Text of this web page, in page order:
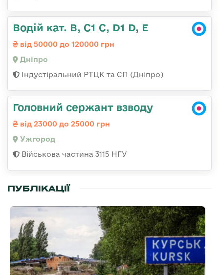
Водій кат. В, С1 С, D1 D, E
від 50000 до 120000 грн
Дніпро
Індустіральний РТЦК та СП (Дніпро)
Головний сержант взводу
від 23000 до 25000 грн
Ужгород
Військова частина 3115 НГУ
ПУБЛІКАЦІЇ